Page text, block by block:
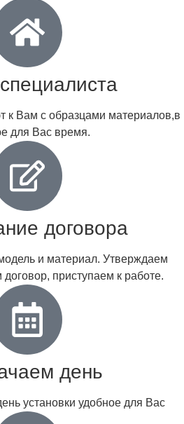
к Вам с образцами материалов,в
для Вас время.
договора
и материал. Утверждаем
приступаем к работе.
день
установки удобное для Вас